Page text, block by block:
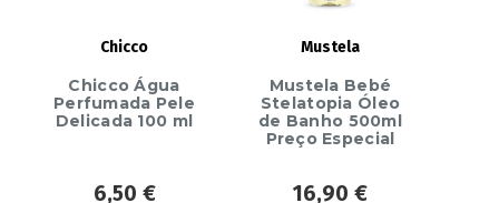
Chicco
Chicco Água
Perfumada Pele
Delicada 100 ml
6,50 €
Mustela
Mustela Bebé
Stelatopia Óleo
de Banho 500ml
Preço Especial
16,90 €